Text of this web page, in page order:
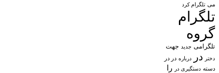
می تلگرام کرد
تلگرام
گروه
تلگرامی جدید جهت
دختر در درباره در در
دسته دستگیری در را